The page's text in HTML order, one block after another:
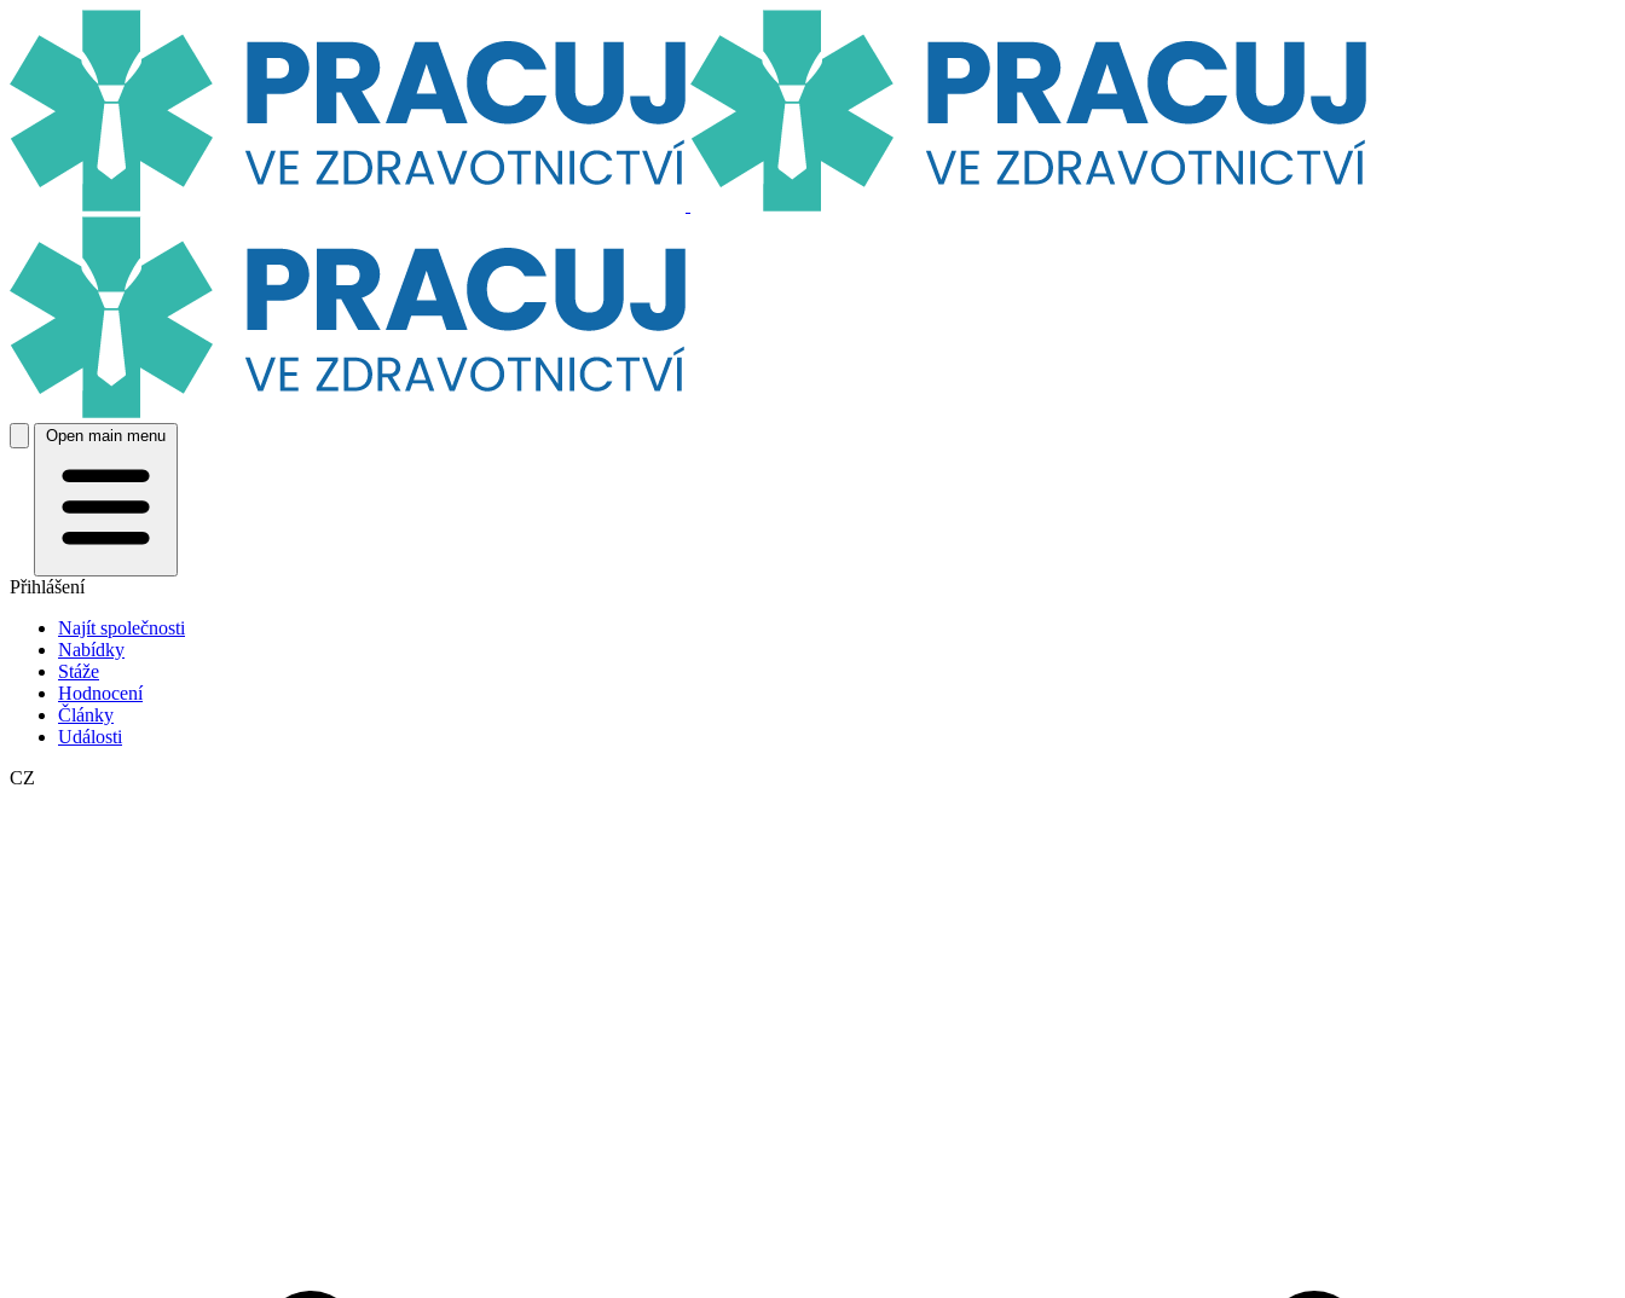
Open main menu
Přihlášení
Najít společnosti
Nabídky
Stáže
Hodnocení
Články
Události
CZ